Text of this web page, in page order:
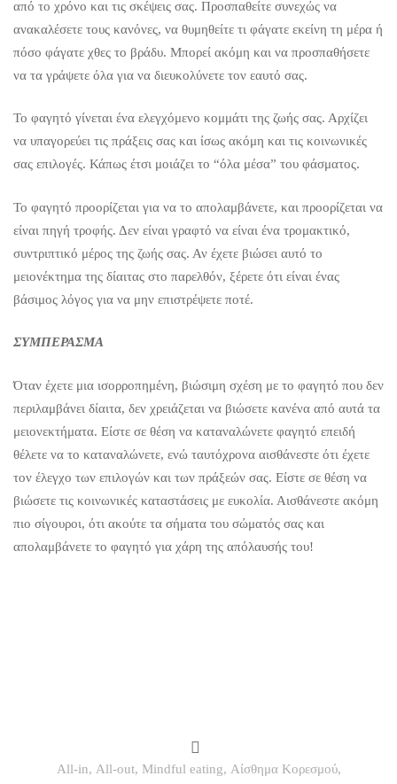
από το χρόνο και τις σκέψεις σας. Προσπαθείτε συνεχώς να
ανακαλέσετε τους κανόνες, να θυμηθείτε τι φάγατε εκείνη τη μέρα ή
πόσο φάγατε χθες το βράδυ. Μπορεί ακόμη και να προσπαθήσετε
να τα γράψετε όλα για να διευκολύνετε τον εαυτό σας.
Το φαγητό γίνεται ένα ελεγχόμενο κομμάτι της ζωής σας. Αρχίζει
να υπαγορεύει τις πράξεις σας και ίσως ακόμη και τις κοινωνικές
σας επιλογές. Κάπως έτσι μοιάζει το “όλα μέσα” του φάσματος.
Το φαγητό προορίζεται για να το απολαμβάνετε, και προορίζεται να
είναι πηγή τροφής. Δεν είναι γραφτό να είναι ένα τρομακτικό,
συντριπτικό μέρος της ζωής σας. Αν έχετε βιώσει αυτό το
μειονέκτημα της δίαιτας στο παρελθόν, ξέρετε ότι είναι ένας
βάσιμος λόγος για να μην επιστρέψετε ποτέ.
ΣΥΜΠΕΡΑΣΜΑ
Όταν έχετε μια ισορροπημένη, βιώσιμη σχέση με το φαγητό που δεν
περιλαμβάνει δίαιτα, δεν χρειάζεται να βιώσετε κανένα από αυτά τα
μειονεκτήματα. Είστε σε θέση να καταναλώνετε φαγητό επειδή
θέλετε να το καταναλώνετε, ενώ ταυτόχρονα αισθάνεστε ότι έχετε
τον έλεγχο των επιλογών και των πράξεών σας. Είστε σε θέση να
βιώσετε τις κοινωνικές καταστάσεις με ευκολία. Αισθάνεστε ακόμη
πιο σίγουροι, ότι ακούτε τα σήματα του σώματός σας και
απολαμβάνετε το φαγητό για χάρη της απόλαυσής του!
All-in, All-out, Mindful eating, Αίσθημα Κορεσμού,